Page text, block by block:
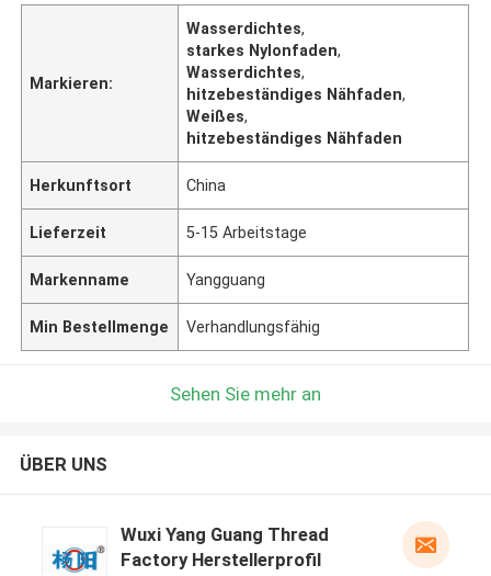
Markieren:
Wasserdichtes,
starkes Nylonfaden,
Wasserdichtes,
hitzebeständiges Nähfaden,
Weißes,
hitzebeständiges Nähfaden
Herkunftsort China
Lieferzeit 5-15 Arbeitstage
Markenname Yangguang
Min Bestellmenge Verhandlungsfähig
Sehen Sie mehr an
ÜBER UNS
Wuxi Yang Guang Thread
Factory Herstellerprofil